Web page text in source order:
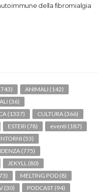
della fibromialgia
ANIMALI (142)
(36)
(1337) CULTURA (366)
ESTERI (78) eventi (187)
(53)
(775)
JEKYLL (80)
MELTING POD (8)
(30) PODCAST (94)